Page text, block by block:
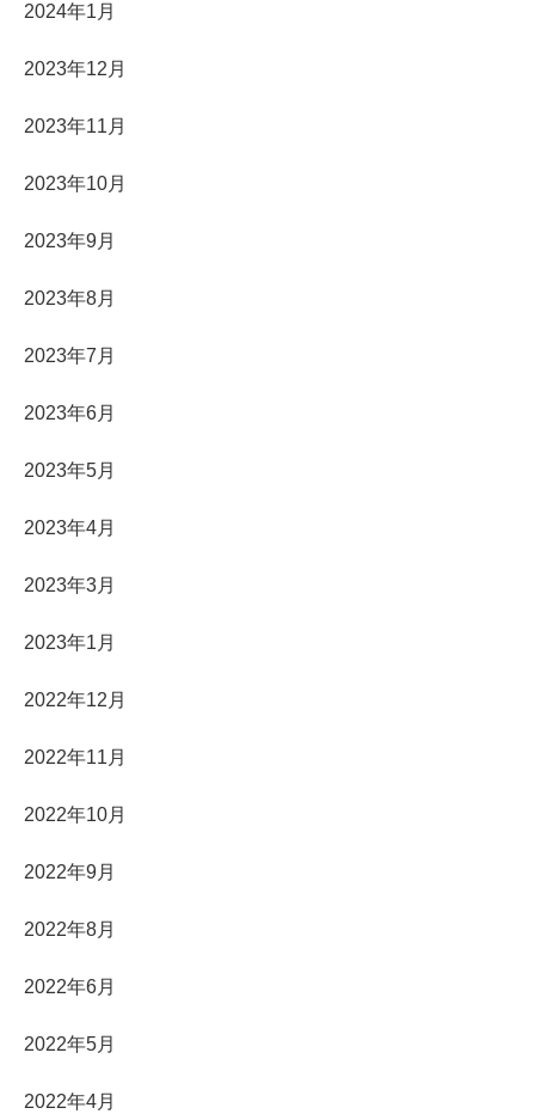
2024年1月
2023年12月
2023年11月
2023年10月
2023年9月
2023年8月
2023年7月
2023年6月
2023年5月
2023年4月
2023年3月
2023年1月
2022年12月
2022年11月
2022年10月
2022年9月
2022年8月
2022年6月
2022年5月
2022年4月